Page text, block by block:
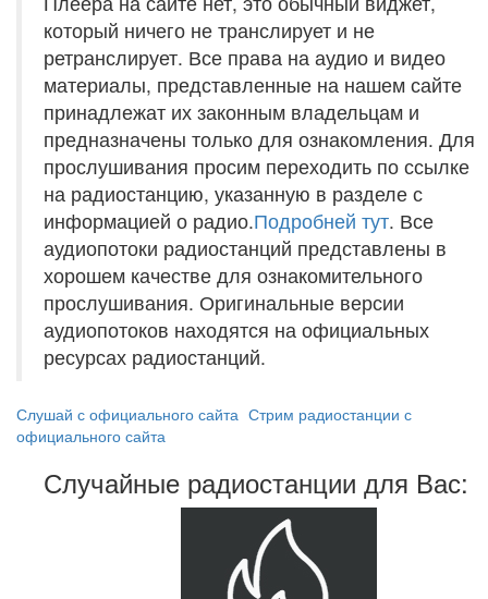
который ничего не транслирует и не
ретранслирует. Все права на аудио и видео
материалы, представленные на нашем сайте
принадлежат их законным владельцам и
предназначены только для ознакомления. Для
прослушивания просим переходить по ссылке
на радиостанцию, указанную в разделе с
информацией о радио.Подробней тут. Все
аудиопотоки радиостанций представлены в
хорошем качестве для ознакомительного
прослушивания. Оригинальные версии
аудиопотоков находятся на официальных
ресурсах радиостанций.
Слушай с официального сайта Стрим радиостанции с
официального сайта
Случайные радиостанции для Вас: